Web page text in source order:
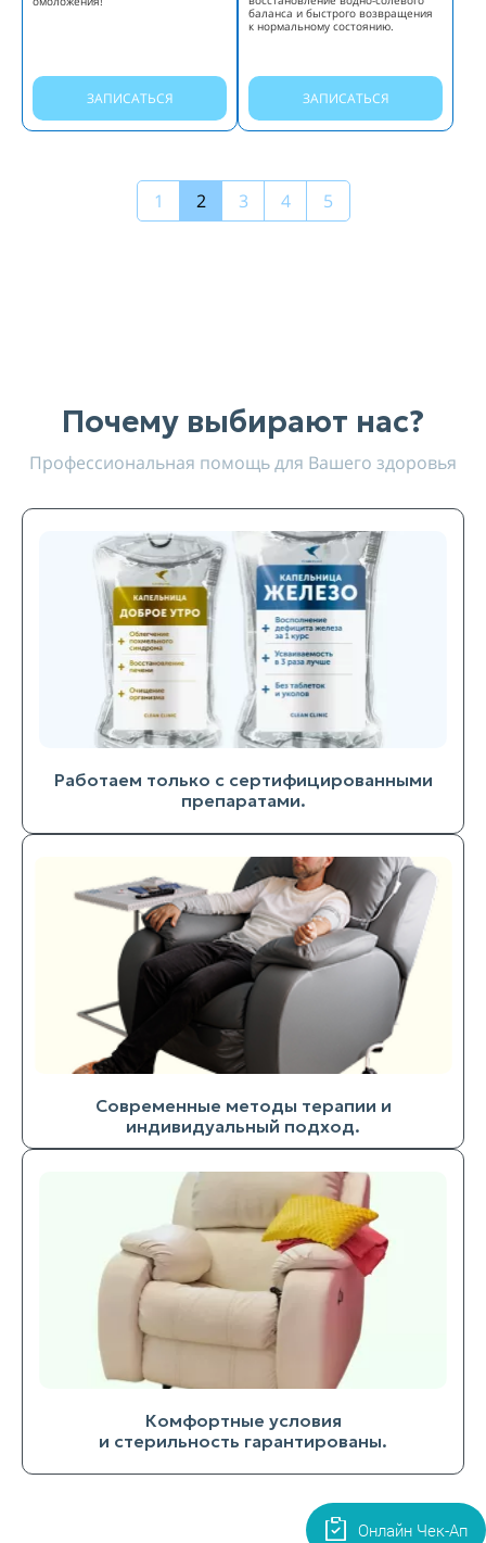
ЗАПИСАТЬСЯ
баланса и быстрого возвращения
к нормальному состоянию.
ЗАПИСАТЬСЯ
1 2 3 4 5
Почему выбирают нас?
Профессиональная помощь для Вашего здоровья
Работаем только с сертифицированными
препаратами.
Современные методы терапии и
индивидуальный подход.
Комфортные условия
и стерильность гарантированы.
Онлайн Чек-Ап